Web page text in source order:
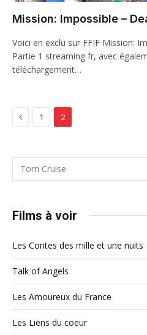
Mission: Impossible –
Voici en exclu sur FFIF Mission:
Partie 1 streaming fr, avec
téléchargement…
Previous
1 2
Films à voir
Les Contes des mille et une nuits
Talk of Angels
Les Amoureux du France
Les Liens du coeur